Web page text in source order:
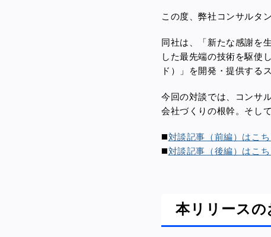
この度、弊社コンサルタ
同社は、 「新たな感謝を
した最先端の技術を駆使し
ド）」を開発・提供する
今回の対談では、コンサ
会社づくりの根幹。そし
◼️対談記事（前編）はこ
◼️対談記事（後編）はこ
本リリースの